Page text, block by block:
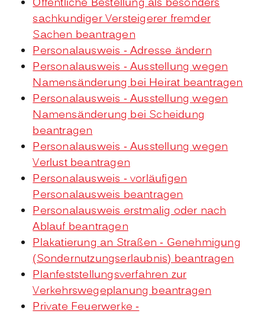
Öffentliche Bestellung als besonders
sachkundiger Versteigerer fremder
Sachen beantragen
Personalausweis - Adresse ändern
Personalausweis - Ausstellung wegen
Namensänderung bei Heirat beantragen
Personalausweis - Ausstellung wegen
Namensänderung bei Scheidung
beantragen
Personalausweis - Ausstellung wegen
Verlust beantragen
Personalausweis - vorläufigen
Personalausweis beantragen
Personalausweis erstmalig oder nach
Ablauf beantragen
Plakatierung an Straßen - Genehmigung
(Sondernutzungserlaubnis) beantragen
Planfeststellungsverfahren zur
Verkehrswegeplanung beantragen
Private Feuerwerke -